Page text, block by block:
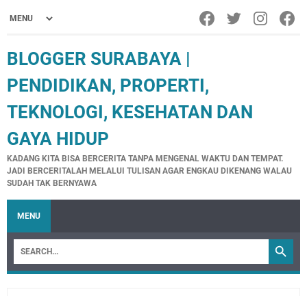
BLOGGER SURABAYA |
PENDIDIKAN, PROPERTI,
TEKNOLOGI, KESEHATAN DAN
GAYA HIDUP
KADANG KITA BISA BERCERITA TANPA MENGENAL WAKTU DAN TEMPAT.
JADI BERCERITALAH MELALUI TULISAN AGAR ENGKAU DIKENANG WALAU
SUDAH TAK BERNYAWA
MENU